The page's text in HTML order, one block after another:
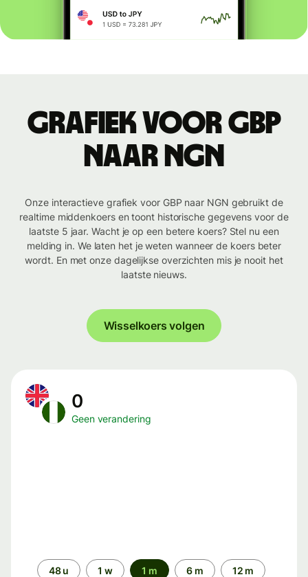
Grafiek voor GBP
naar NGN
Onze interactieve grafiek voor GBP naar NGN gebruikt de
realtime middenkoers en toont historische gegevens voor de
laatste 5 jaar. Wacht je op een betere koers? Stel nu een
melding in. We laten het je weten wanneer de koers beter
wordt. En met onze dagelijkse overzichten mis je nooit het
laatste nieuws.
Wisselkoers volgen
0
Geen verandering
Periode48 u 1 w 1 m 6 m 12 m